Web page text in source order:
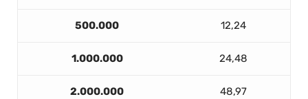
500.000 12,24
1.000.000 24,48
2.000.000 48,97